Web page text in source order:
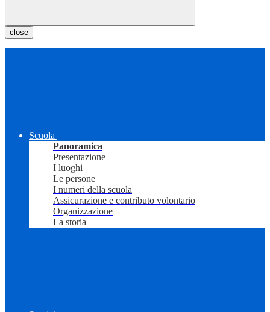
close
Scuola
Panoramica
Presentazione
I luoghi
Le persone
I numeri della scuola
Assicurazione e contributo volontario
Organizzazione
La storia